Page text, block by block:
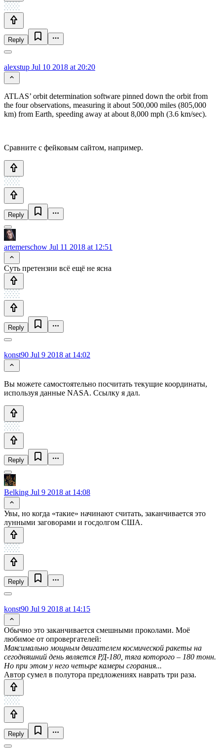
Reply
alexstup Jul 10 2018 at 20:20
ATLAS’ orbit determination software pinned down the orbit from
the four observations, measuring it about 500,000 miles (805,000
km) from Earth, speeding away at about 8,000 mph (3.6 km/sec).
Сравните с фейковым сайтом, например.
Reply
artemerschow Jul 11 2018 at 12:51
Суть претензии всё ещё не ясна
Reply
konst90 Jul 9 2018 at 14:02
Вы можете самостоятельно посчитать текущие координаты,
используя данные NASA. Ссылку я дал.
Reply
Belking Jul 9 2018 at 14:08
Увы, но когда «такие» начинают считать, заканчивается это
лунными заговорами и госдолгом США.
Reply
konst90 Jul 9 2018 at 14:15
Обычно это заканчивается смешными проколами. Моё
любимое от опровергателей:
Максимально мощным двигателем космической ракеты на
сегодняшний день является РД-180, тяга которого – 180 тонн.
Но при этом у него четыре камеры сгорания...
Автор сумел в полутора предложениях наврать три раза.
Reply